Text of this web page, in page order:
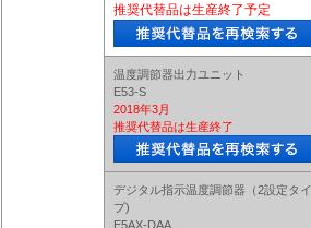
推奨代替品は生産終了予定
温度調節器出力ユニット
E53-S
2018年3月
推奨代替品は生産終了
デジタル指示温度調節器（2設定タイ
プ)
E5AX-DAA